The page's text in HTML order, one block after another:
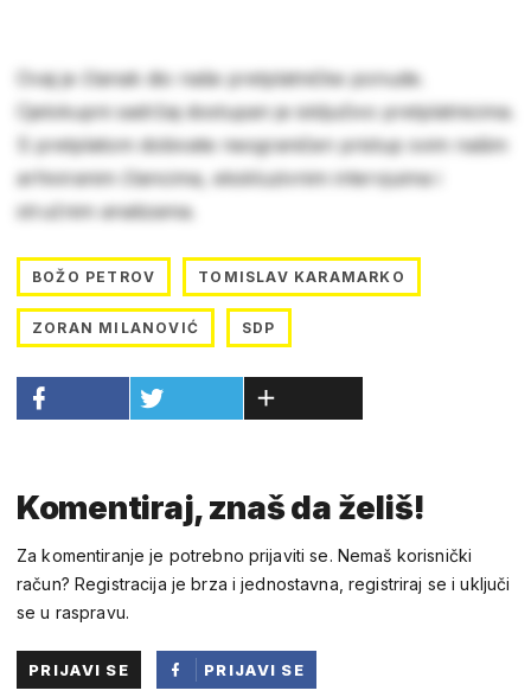
Ovaj je članak dio naše pretplatničke ponude.
Cjelokupni sadržaj dostupan je isključivo pretplatnicima.
S pretplatom dobivate neograničen pristup svim našim
arhiviranim člancima, ekskluzivnim intervjuima i
stručnim analizama.
BOŽO PETROV TOMISLAV KARAMARKO
ZORAN MILANOVIĆ SDP
Komentiraj, znaš da želiš!
Za komentiranje je potrebno prijaviti se. Nemaš korisnički
račun? Registracija je brza i jednostavna, registriraj se i uključi
se u raspravu.
PRIJAVI SE
PRIJAVI SE